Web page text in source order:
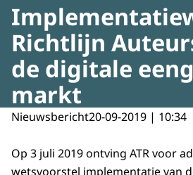
Richtlijn
de digitale
markt
Nieuwsbericht20-09-2019 | 10:34
Op 3 juli 2019 ontving ATR voor
wetsvoorstel implementatie van